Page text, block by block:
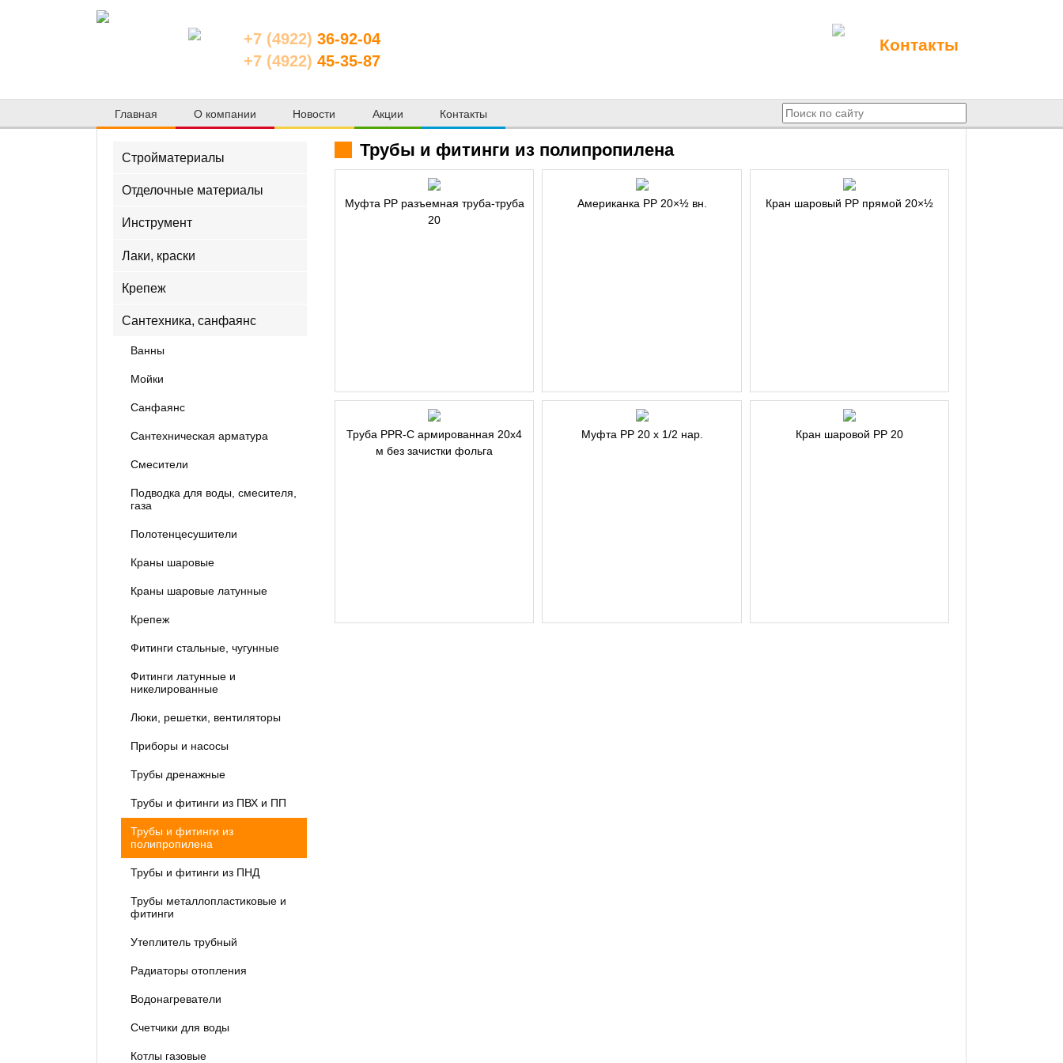
+7 (4922) 36-92-04
+7 (4922) 45-35-87
Контакты
Главная О компании Новости Акции Контакты
Стройматериалы
Отделочные материалы
Инструмент
Лаки, краски
Крепеж
Сантехника, санфаянс
Ванны
Мойки
Санфаянс
Сантехническая арматура
Смесители
Подводка для воды, смесителя,
газа
Полотенцесушители
Краны шаровые
Краны шаровые латунные
Крепеж
Фитинги стальные, чугунные
Фитинги латунные и
никелированные
Люки, решетки, вентиляторы
Приборы и насосы
Трубы дренажные
Трубы и фитинги из ПВХ и ПП
Трубы и фитинги из
полипропилена
Трубы и фитинги из ПНД
Трубы металлопластиковые и
фитинги
Утеплитель трубный
Радиаторы отопления
Водонагреватели
Счетчики для воды
Котлы газовые
Трубы и фитинги из полипропилена
Муфта РР разъемная труба-труба
20
Американка PP 20×½ вн. Кран шаровый РР прямой 20×½
Труба PPR-C армированная 20х4
м без зачистки фольга
Муфта РР 20 х 1/2 нар. Кран шаровой РР 20